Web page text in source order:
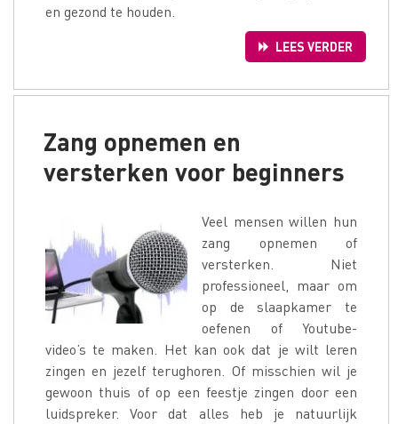
en gezond te houden.
LEES VERDER
Zang opnemen en
versterken voor beginners
Veel mensen willen hun
zang opnemen of
versterken. Niet
professioneel, maar om
op de slaapkamer te
oefenen of Youtube-
video’s te maken. Het kan ook dat je wilt leren
zingen en jezelf terughoren. Of misschien wil je
gewoon thuis of op een feestje zingen door een
luidspreker. Voor dat alles heb je natuurlijk